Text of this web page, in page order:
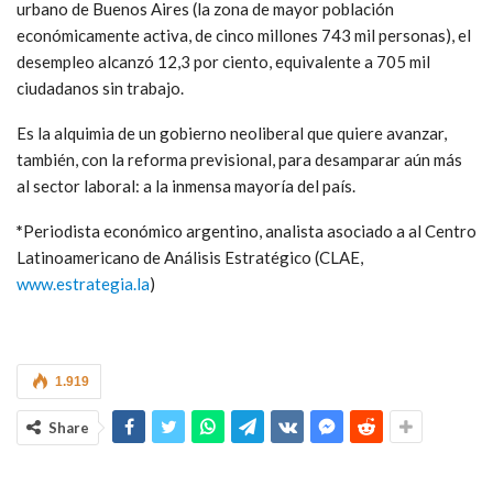
urbano de Buenos Aires (la zona de mayor población
económicamente activa, de cinco millones 743 mil personas), el
desempleo alcanzó 12,3 por ciento, equivalente a 705 mil
ciudadanos sin trabajo.
Es la alquimia de un gobierno neoliberal que quiere avanzar,
también, con la reforma previsional, para desamparar aún más
al sector laboral: a la inmensa mayoría del país.
*Periodista económico argentino, analista asociado a al Centro
Latinoamericano de Análisis Estratégico (CLAE,
www.estrategia.la)
1.919
Share